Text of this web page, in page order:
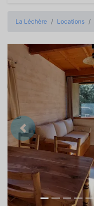
La Léchère Locations
Précedent